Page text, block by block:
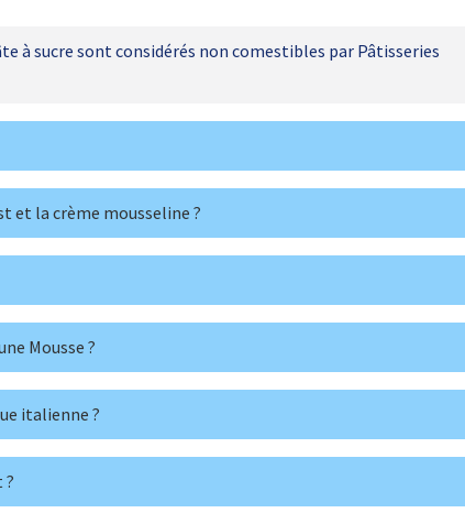
à sucre sont considérés non comestibles par Pâtisseries
et la crème mousseline ?
Mousse ?
italienne ?
?